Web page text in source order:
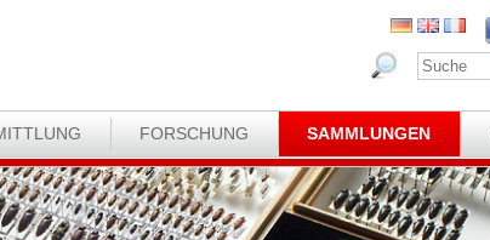
FORSCHUNG SAMMLUNGEN